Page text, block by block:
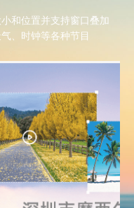
和位置并支持窗口叠加
、时钟等各种节目